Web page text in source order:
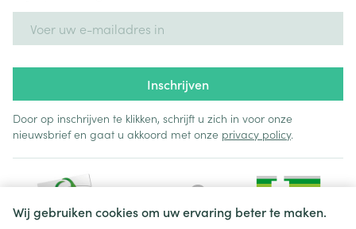
Wij gebruiken cookies om uw ervaring beter te maken.
Inschrijven
Door op inschrijven te klikken, schrijft u zich in voor onze
nieuwsbrief en gaat u akkoord met onze privacy policy.